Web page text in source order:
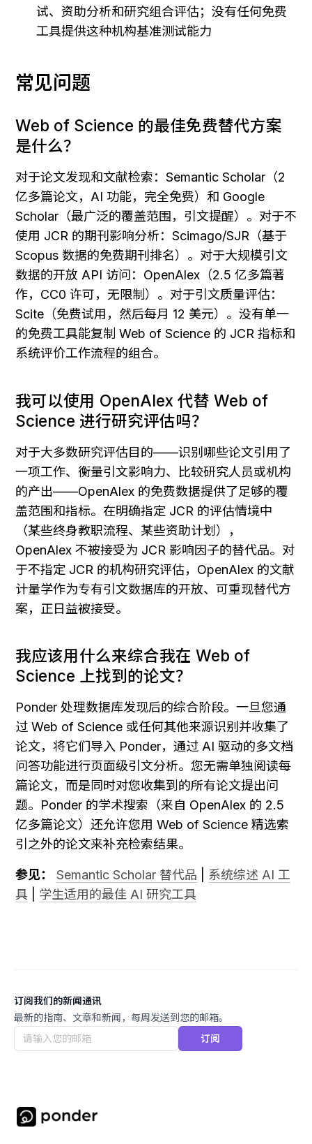
试、资助分析和研究组合评估；没有任何免费
工具提供这种机构基准测试能力
常见问题
Web of Science 的最佳免费替代方案
是什么？
对于论文发现和文献检索：Semantic Scholar（2
亿多篇论文，AI 功能，完全免费）和 Google
Scholar（最广泛的覆盖范围，引文提醒）。对于不
使用 JCR 的期刊影响分析：Scimago/SJR（基于
Scopus 数据的免费期刊排名）。对于大规模引文
数据的开放 API 访问：OpenAlex（2.5 亿多篇著
作，CC0 许可，无限制）。对于引文质量评估：
Scite（免费试用，然后每月 12 美元）。没有单一
的免费工具能复制 Web of Science 的 JCR 指标和
系统评价工作流程的组合。
我可以使用 OpenAlex 代替 Web of
Science 进行研究评估吗？
对于大多数研究评估目的——识别哪些论文引用了
一项工作、衡量引文影响力、比较研究人员或机构
的产出——OpenAlex 的免费数据提供了足够的覆
盖范围和指标。在明确指定 JCR 的评估情境中
（某些终身教职流程、某些资助计划），
OpenAlex 不被接受为 JCR 影响因子的替代品。对
于不指定 JCR 的机构研究评估，OpenAlex 的文献
计量学作为专有引文数据库的开放、可重现替代方
案，正日益被接受。
我应该用什么来综合我在 Web of
Science 上找到的论文？
Ponder 处理数据库发现后的综合阶段。一旦您通
过 Web of Science 或任何其他来源识别并收集了
论文，将它们导入 Ponder，通过 AI 驱动的多文档
问答功能进行页面级引文分析。您无需单独阅读每
篇论文，而是同时对您收集到的所有论文提出问
题。Ponder 的学术搜索（来自 OpenAlex 的 2.5
亿多篇论文）还允许您用 Web of Science 精选索
引之外的论文来补充检索结果。
参见： Semantic Scholar 替代品
系统综述 AI 工
具
学生适用的最佳 AI 研究工具
订阅我们的新闻通讯
最新的指南、文章和新闻，每周发送到您的邮箱。
订阅